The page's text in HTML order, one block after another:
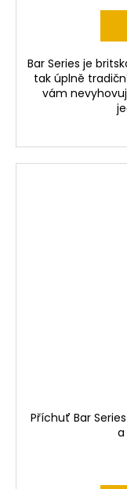
Bar Series je
tak úplně
vám
Příchuť Bar